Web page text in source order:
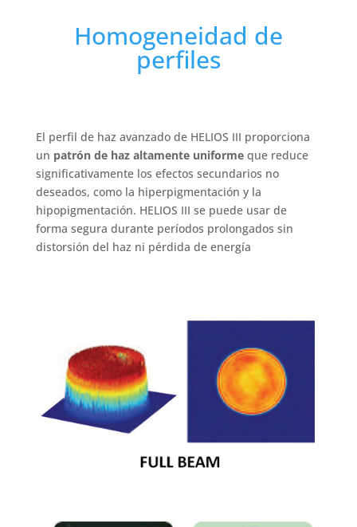
Homogeneidad de
perfiles
El perfil de haz avanzado de HELIOS III proporciona
un patrón de haz altamente uniformeque reduce
significativamente los efectos secundarios no
deseados, como la hiperpigmentación y la
hipopigmentación. HELIOS III se puede usar de
forma segura durante períodos prolongados sin
distorsión del haz ni pérdida de energía